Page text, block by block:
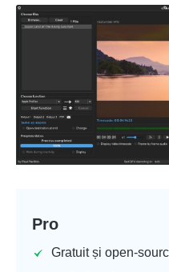
Pro
Gratuit și open-